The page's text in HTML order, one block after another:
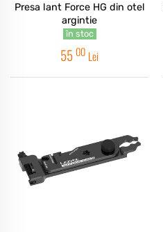
Presa lant Force HG din otel
argintie
în stoc
55 00 Lei